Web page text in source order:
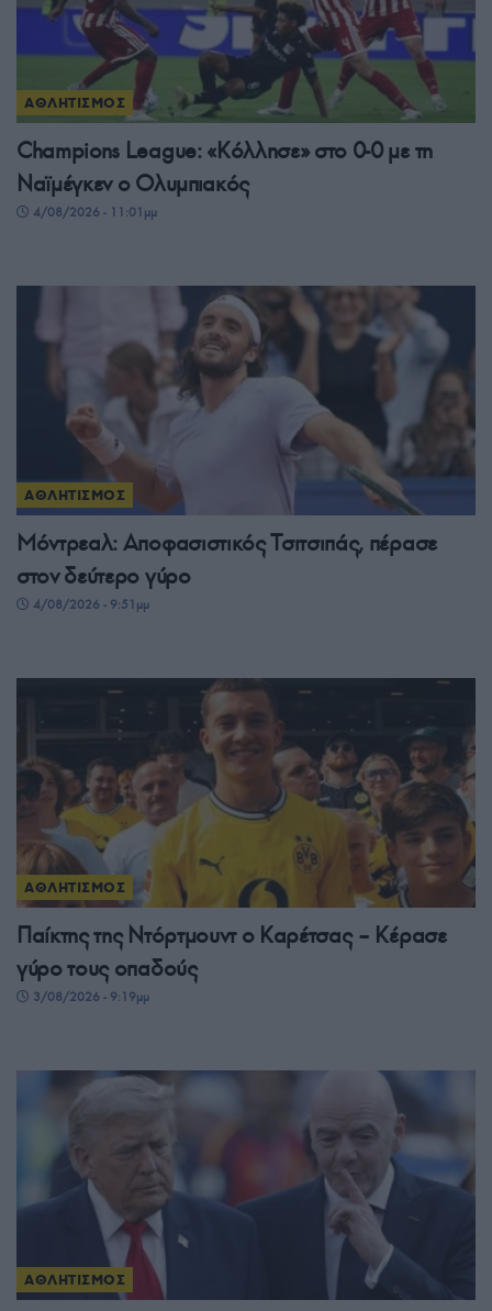
ΑΘΛΗΤΙΣΜΟΣ
Champions League: «Κόλλησε» στο 0-0 με τη
Ναϊμέγκεν ο Ολυμπιακός
4/08/2026 - 11:01μμ
ΑΘΛΗΤΙΣΜΟΣ
Μόντρεαλ: Αποφασιστικός Τσιτσιπάς, πέρασε
στον δεύτερο γύρο
4/08/2026 - 9:51μμ
ΑΘΛΗΤΙΣΜΟΣ
Παίκτης της Ντόρτμουντ ο Καρέτσας – Κέρασε
γύρο τους οπαδούς
3/08/2026 - 9:19μμ
ΑΘΛΗΤΙΣΜΟΣ